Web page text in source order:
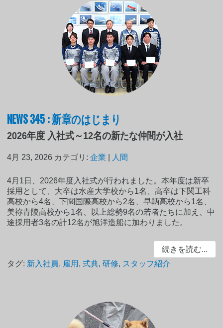
NEWS 345 : 新章のはじまり
2026年度 入社式～12名の新たな仲間が入社
4月 23, 2026 カテゴリ:企業 人間
4月1日、2026年度入社式が行われました。本年度は新卒
採用として、大卒は水産大学校から1名、高卒は下関工科
高校から4名、下関国際高校から2名、早鞆高校から1名、
美祢青陵高校から1名、以上総勢9名の若者たちに加え、中
途採用者3名の計12名が旭洋造船に加わりました。
続きを読む...
タグ: 新入社員, 雇用 ,式典,研修, スタッフ紹介